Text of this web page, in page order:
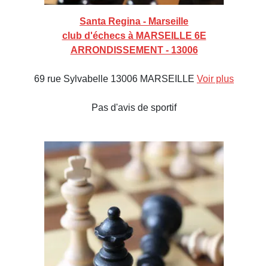
Santa Regina - Marseille
club d'échecs à MARSEILLE 6E
ARRONDISSEMENT - 13006
69 rue Sylvabelle 13006 MARSEILLE Voir plus
Pas d'avis de sportif